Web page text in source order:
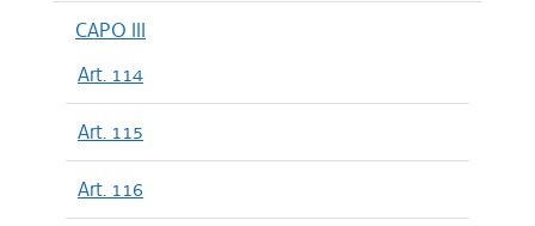
CAPO III
Art. 114
Art. 115
Art. 116